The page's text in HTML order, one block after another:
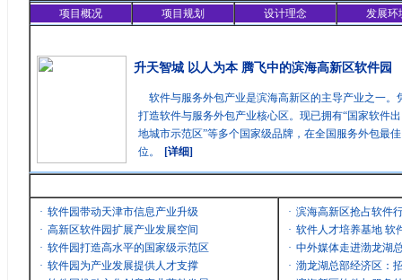
项目概况 项目规划 设计理念
发展环
升天智城 以人为本 腾飞中的滨海高新区软件园
软件与服务外包产业是滨海高新区的主导产业之一。
打造软件与服务外包产业核心区。现已拥有“国家软件
地城市示范区”等多个国家级品牌，在全国服务外包最
位。
[详细]
· 软件园带动天津市信息产业升级
· 高新区软件园扩展产业发展空间
· 软件园打造高水平的国家级示范区
· 软件园为产业发展提供人才支撑
· 滨海高新区抢占软件
· 软件人才培养基地 软
· 中外媒体走进渤龙湖
· 渤龙湖总部经济区：